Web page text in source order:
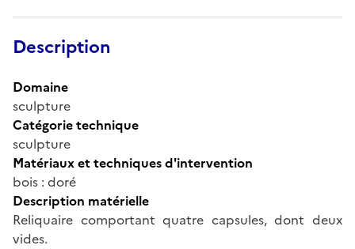
Description
Domaine
sculpture
Catégorie technique
sculpture
Matériaux et techniques d'intervention
bois : doré
Description matérielle
Reliquaire comportant quatre capsules, dont deux
vides.